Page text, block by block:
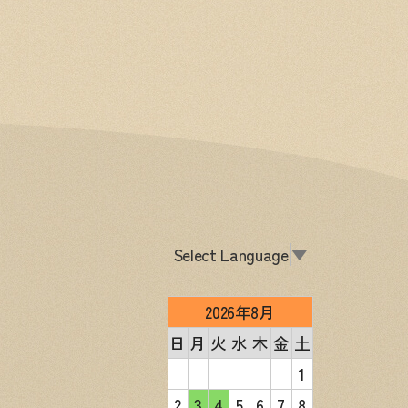
Select Language▼
2026年8月
日 月 火 水 木 金 土
1